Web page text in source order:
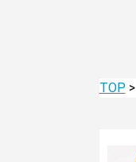
TOP>